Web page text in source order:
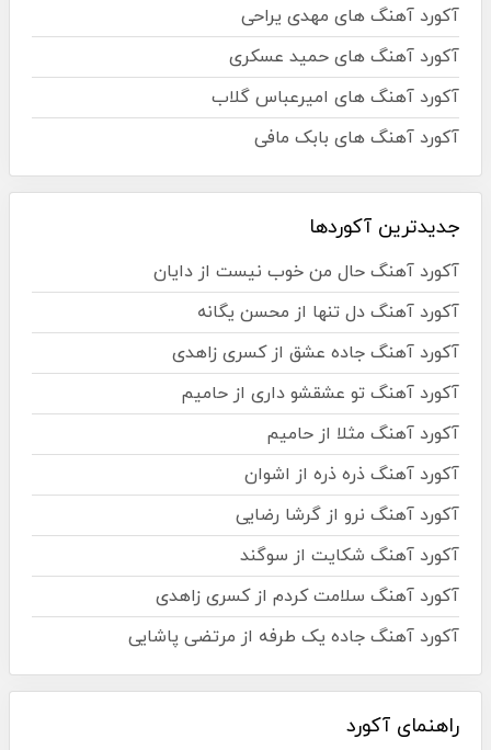
آکورد آهنگ های مهدی یراحی
آکورد آهنگ های حمید عسکری
آکورد آهنگ های امیرعباس گلاب
آکورد آهنگ های بابک مافی
جدیدترین آکوردها
آکورد آهنگ حال من خوب نیست از دایان
آکورد آهنگ دل تنها از محسن یگانه
آکورد آهنگ جاده عشق از کسری زاهدی
آکورد آهنگ تو عشقشو داری از حامیم
آکورد آهنگ مثلا از حامیم
آکورد آهنگ ذره ذره از اشوان
آکورد آهنگ نرو از گرشا رضایی
آکورد آهنگ شکایت از سوگند
آکورد آهنگ سلامت کردم از کسری زاهدی
آکورد آهنگ جاده یک طرفه از مرتضی پاشایی
راهنمای آکورد